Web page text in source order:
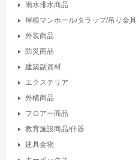
雨水排水商品
屋根マンホール/タラップ/吊り金具
外装商品
防災商品
建築副資材
エクステリア
外構商品
フロアー商品
教育施設商品/什器
建具金物